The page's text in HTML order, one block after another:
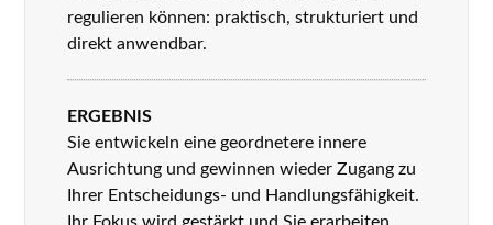
regulieren können: praktisch, strukturiert und
direkt anwendbar.
ERGEBNIS
Sie entwickeln eine geordnetere innere
Ausrichtung und gewinnen wieder Zugang zu
Ihrer Entscheidungs- und Handlungsfähigkeit.